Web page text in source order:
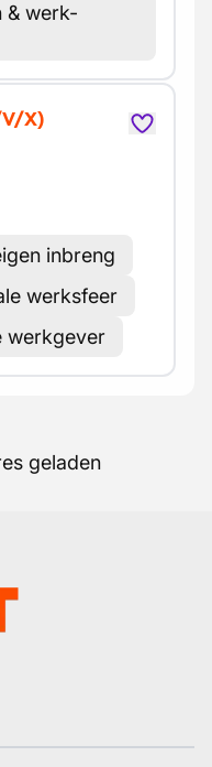
& werk-
X)
inbreng
werksfeer
werkgever
geladen